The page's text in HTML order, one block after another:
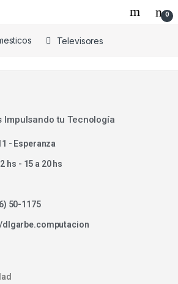
0
Televisores
Impulsando tu Tecnología
- Esperanza
hs - 15 a 20 hs
50-1175
dlgarbe.computacion